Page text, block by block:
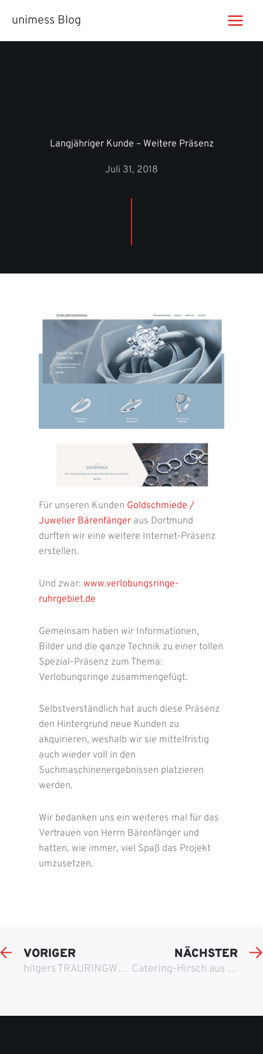
Inhaltunimess Blog
Langjähriger Kunde – Weitere Präsenz
Juli 31, 2018
Für unseren Kunden Goldschmiede /
Juwelier Bärenfängeraus Dortmund
durften wir eine weitere Internet-Präsenz
erstellen.
Und zwar: www.verlobungsringe-
ruhrgebiet.de
Gemeinsam haben wir Informationen,
Bilder und die ganze Technik zu einer tollen
Spezial-Präsenz zum Thema:
Verlobungsringe zusammengefügt.
Selbstverständlich hat auch diese Präsenz
den Hintergrund neue Kunden zu
akquirieren, weshalb wir sie mittelfristig
auch wieder voll in den
Suchmaschinenergebnissen platzieren
werden.
Wir bedanken uns ein weiteres mal für das
Vertrauen von Herrn Bärenfänger und
hatten, wie immer, viel Spaß das Projekt
umzusetzen.
VORIGER
hilgers TRAURINGWELT aus Essen
NÄCHSTER
Catering-Hirsch aus Finningen